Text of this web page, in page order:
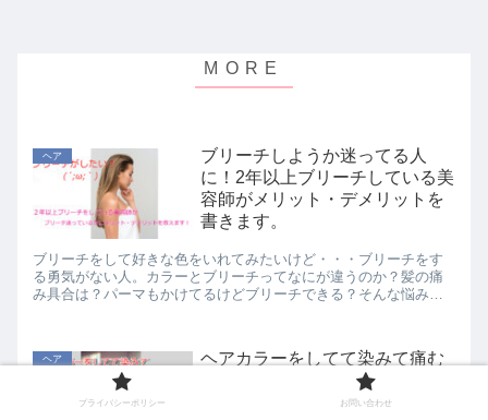
ヘア
ブリーチしようか迷ってる人
に！2年以上ブリーチしている美
容師がメリット・デメリットを
書きます。
ブリーチをして好きな色をいれてみたいけど・・・ブリーチをす
る勇気がない人。カラーとブリーチってなにが違うのか？髪の痛
み具合は？パーマもかけてるけどブリーチできる？そんな悩みが
ヘア
ヘアカラーをしてて染みて痛む
ことはありますか？我慢せず染
みないためにできること
プライバシーポリシー お問い合わせ